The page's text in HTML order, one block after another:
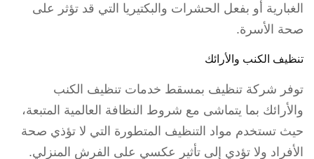
الغبارية أو بفعل الحشرات والبكتيريا التي قد تؤثر على
صحة الأسرة.
تنظيف الكنب والأرائك
توفر شركة تنظيف بمسقط خدمات تنظيف الكنب
والأرائك بما يتماشى مع شروط النظافة العالمية المتبعة،
حيث تستخدم مواد التنظيف المتطورة التي لا تؤذي صحة
الأفراد ولا تؤدي إلى تأثير عكسي على الفرش المنزلي.